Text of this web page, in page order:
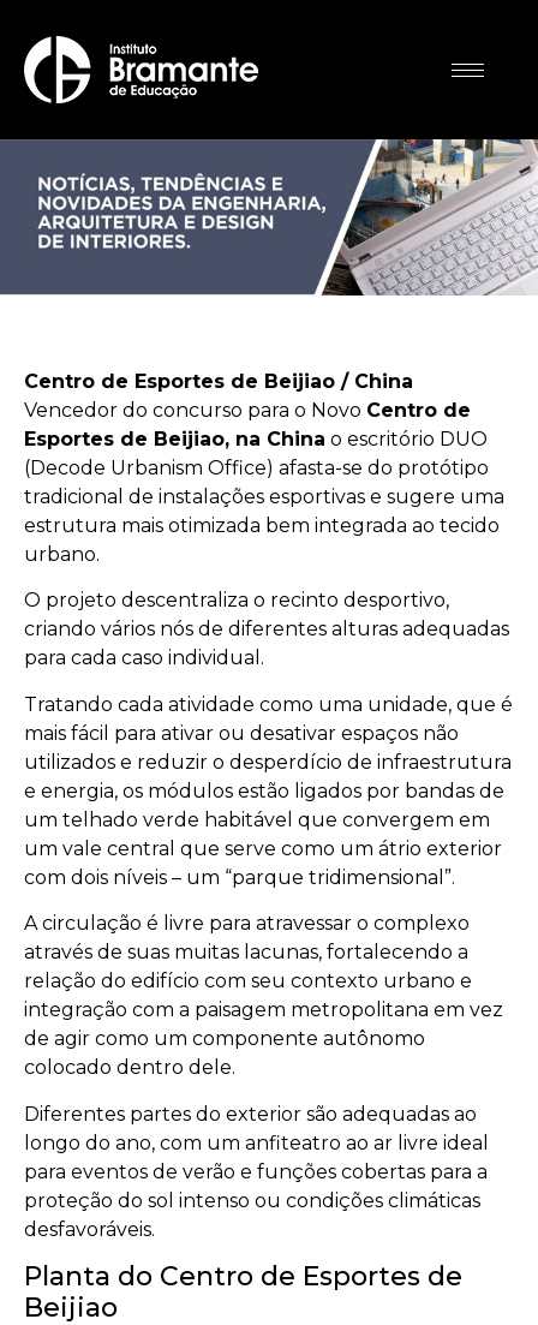
Centro de Esportes de Beijiao / China
Vencedor do concurso para o Novo Centro de
Esportes de Beijiao, na China o escritório DUO
(Decode Urbanism Office) afasta-se do protótipo
tradicional de instalações esportivas e sugere uma
estrutura mais otimizada bem integrada ao tecido
urbano.
O projeto descentraliza o recinto desportivo,
criando vários nós de diferentes alturas adequadas
para cada caso individual.
Tratando cada atividade como uma unidade, que é
mais fácil para ativar ou desativar espaços não
utilizados e reduzir o desperdício de infraestrutura
e energia, os módulos estão ligados por bandas de
um telhado verde habitável que convergem em
um vale central que serve como um átrio exterior
com dois níveis – um “parque tridimensional”.
A circulação é livre para atravessar o complexo
através de suas muitas lacunas, fortalecendo a
relação do edifício com seu contexto urbano e
integração com a paisagem metropolitana em vez
de agir como um componente autônomo
colocado dentro dele.
Diferentes partes do exterior são adequadas ao
longo do ano, com um anfiteatro ao ar livre ideal
para eventos de verão e funções cobertas para a
proteção do sol intenso ou condições climáticas
desfavoráveis.
Planta do Centro de Esportes de
Beijiao